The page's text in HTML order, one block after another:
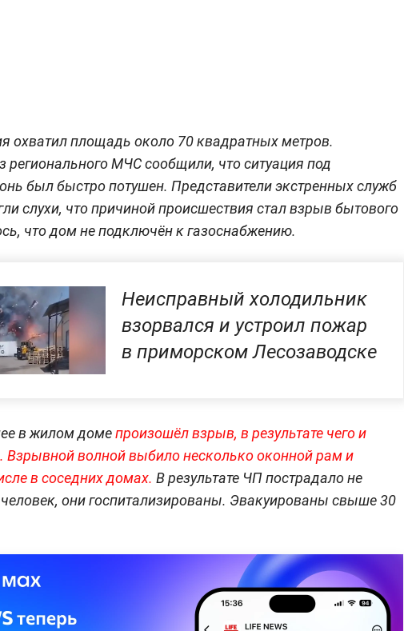
охватил площадь около 70 квадратных метров.
регионального МЧС сообщили, что ситуация под
был быстро потушен. Представители экстренных служб
слухи, что причиной происшествия стал взрыв бытового
что дом не подключён к газоснабжению.
Неисправный холодильник
взорвался и устроил пожар
в приморском Лесозаводске
в жилом домепроизошёл взрыв, в результате чего и
Взрывной волной выбило несколько оконной рам и
в соседних домах. В результате ЧП пострадало не
они госпитализированы. Эвакуированы свыше 30